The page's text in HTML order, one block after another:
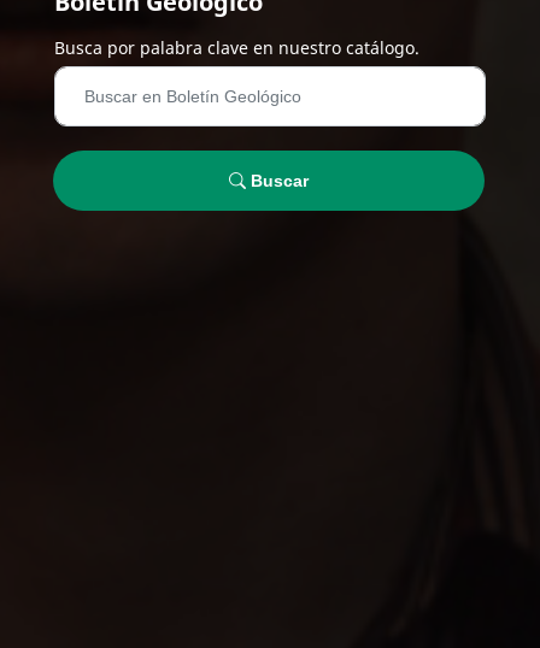
Busca por palabra clave en nuestro catálogo.
Buscar